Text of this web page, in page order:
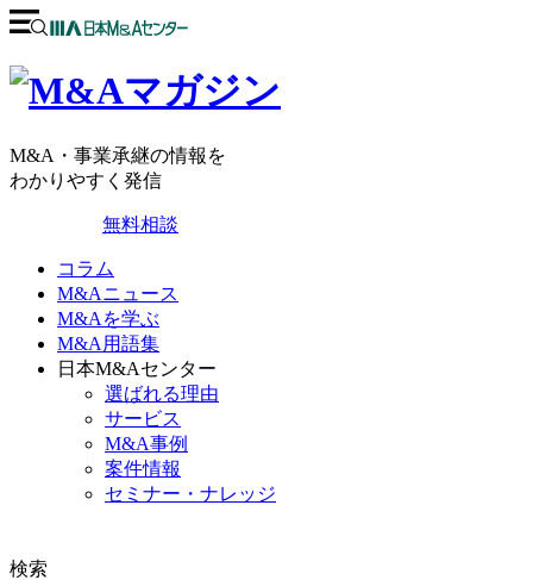
M&A・事業承継の情報を
わかりやすく発信
無料相談
コラム
M&Aニュース
M&Aを学ぶ
M&A用語集
日本M&Aセンター
選ばれる理由
サービス
M&A事例
案件情報
セミナー・ナレッジ
検索